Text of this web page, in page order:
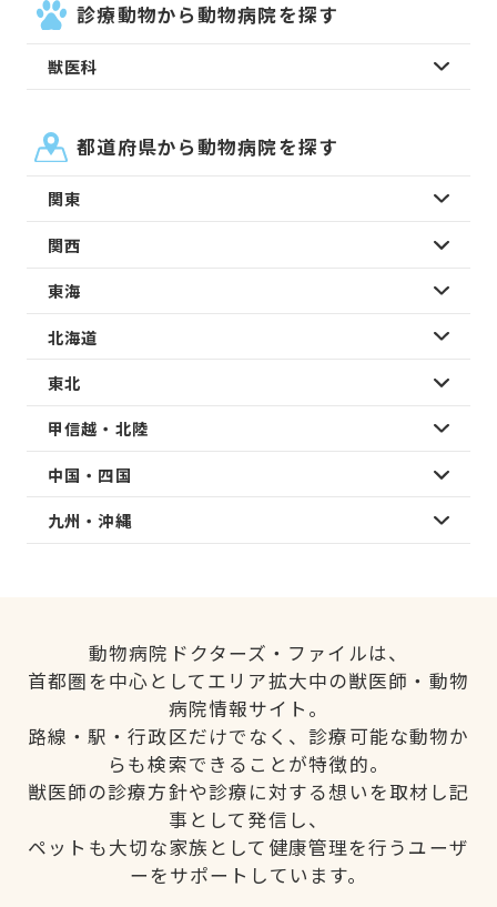
診療動物から動物病院を探す
獣医科
都道府県から動物病院を探す
関東
関西
東海
北海道
東北
甲信越・北陸
中国・四国
九州・沖縄
動物病院ドクターズ・ファイルは、
首都圏を中心としてエリア拡大中の獣医師・動物
病院情報サイト。
路線・駅・行政区だけでなく、診療可能な動物か
らも検索できることが特徴的。
獣医師の診療方針や診療に対する想いを取材し記
事として発信し、
ペットも大切な家族として健康管理を行うユーザ
ーをサポートしています。